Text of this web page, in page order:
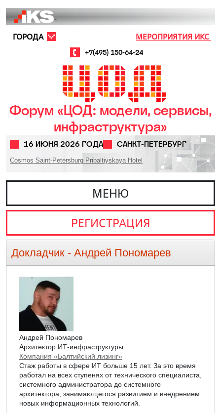
МЕРОПРИЯТИЯ ИКС
+7(495) 150-64-24
ГОРОДА
Форум «ЦОД: модели, сервисы,
инфраструктура»
16 ИЮНЯ 2026 ГОДА САНКТ-ПЕТЕРБУРГ
Cosmos Saint-Petersburg Pribaltiyskaya Hotel
МЕНЮ
РЕГИСТРАЦИЯ
Докладчик - Андрей Пономарев
Андрей Пономарев
Архитектор ИТ-инфраструктуры
Компания «Балтийский лизинг»
Стаж работы в сфере ИТ больше 15 лет. За это время
работал на всех ступенях от технического специалиста,
системного администратора до системного
архитектора, занимающегося развитием и внедрением
новых информационных технологий.